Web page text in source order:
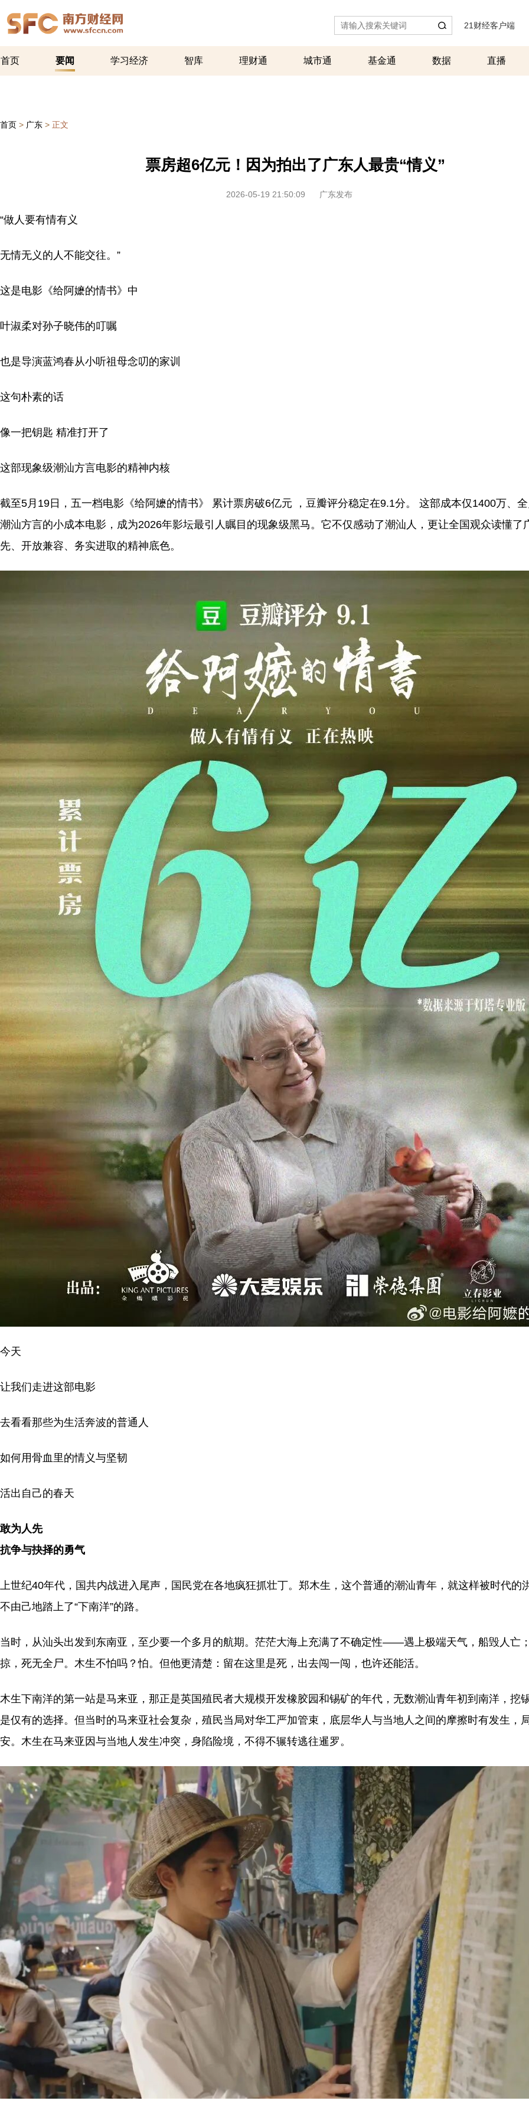
21财经客户端
首页 要闻 学习经济 智库 理财通 城市通 基金通 数据 直播
首页 > 广东 > 正文
票房超6亿元！因为拍出了广东人最贵“情义”
2026-05-19 21:50:09 广东发布
“做人要有情有义
无情无义的人不能交往。”
这是电影《给阿嬷的情书》中
叶淑柔对孙子晓伟的叮嘱
也是导演蓝鸿春从小听祖母念叨的家训
这句朴素的话
像一把钥匙 精准打开了
这部现象级潮汕方言电影的精神内核
截至5月19日，五一档电影《给阿嬷的情书》 累计票房破6亿元 ，豆瓣评分稳定在9.1分。 这部成本仅1400万、
潮汕方言的小成本电影，成为2026年影坛最引人瞩目的现象级黑马。它不仅感动了潮汕人，更让全国观众读懂了
先、开放兼容、务实进取的精神底色。
今天
让我们走进这部电影
去看看那些为生活奔波的普通人
如何用骨血里的情义与坚韧
活出自己的春天
敢为人先
抗争与抉择的勇气
上世纪40年代，国共内战进入尾声，国民党在各地疯狂抓壮丁。郑木生，这个普通的潮汕青年，就这样被时代的
不由己地踏上了“下南洋”的路。
当时，从汕头出发到东南亚，至少要一个多月的航期。茫茫大海上充满了不确定性——遇上极端天气，船毁人亡
掠，死无全尸。木生不怕吗？怕。但他更清楚：留在这里是死，出去闯一闯，也许还能活。
木生下南洋的第一站是马来亚，那正是英国殖民者大规模开发橡胶园和锡矿的年代，无数潮汕青年初到南洋，挖
是仅有的选择。但当时的马来亚社会复杂，殖民当局对华工严加管束，底层华人与当地人之间的摩擦时有发生，
安。木生在马来亚因与当地人发生冲突，身陷险境，不得不辗转逃往暹罗。